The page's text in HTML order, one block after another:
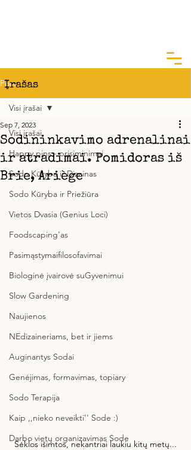
Post
Visi įrašai
Happy pins - prisiminimai
Sodo Kūryba ir Dizainas
Sodo Kūryba ir Priežiūra
Vietos Dvasia (Genius Loci)
Foodscaping'as
Pasimąstymaifilosofavimai
Biologinė įvairovė suGyvenimui
Slow Gardening
Naujienos
NEdizaineriams, bet ir jiems
Auginantys Sodai
Genėjimas, formavimas, topiary
Sodo Terapija
Kaip ,,nieko neveikti'' Sode :)
Darbo vietų organizavimas Sode
Visi įrašai
Sodininkavimo adrenalinai
ir atradimai. Pomidoras iš
Brie, Ariège
Sep 7, 2023
Sėklos išimtos, nekantriai laukiu kitų metų...
Įrašas